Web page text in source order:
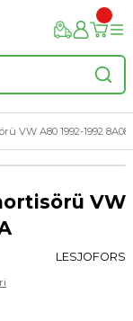
VW A80 1992-1992
VW
LESJOFORS